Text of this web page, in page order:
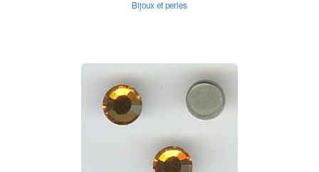
Bijoux et perles